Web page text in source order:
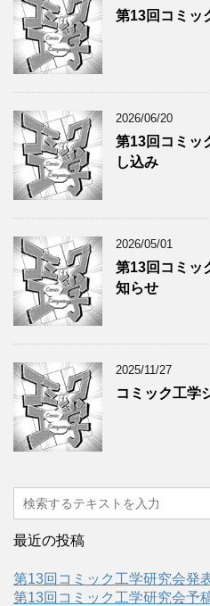
第13回コミッ
2026/06/20
第13回コミッ
し込み
2026/05/01
第13回コミッ
知らせ
2025/11/27
コミック工学
最近の投稿
第13回コミック工学研究会発
第13回コミック工学研究会予